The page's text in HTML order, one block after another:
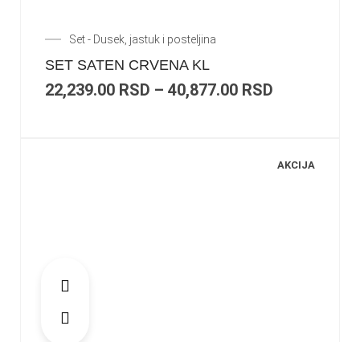
Set - Dusek, jastuk i posteljina
SET SATEN CRVENA KL
22,239.00 RSD – 40,877.00 RSD
AKCIJA